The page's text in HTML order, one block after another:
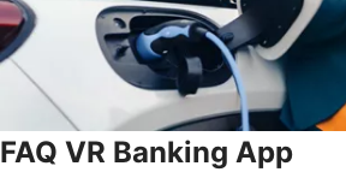
FAQ VR Banking App